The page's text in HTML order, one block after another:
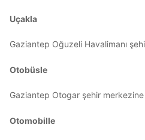
Uçakla
Gaziantep Oğuzeli Havalimanı
Otobüsle
Gaziantep Otogar şehir
Otomobille